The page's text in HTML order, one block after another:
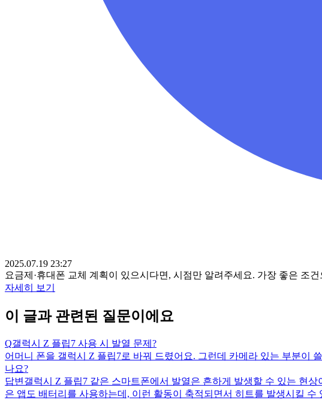
2025.07.19 23:27
요금제·휴대폰 교체 계획이 있으시다면, 시점만 알려주세요. 가장 좋은 조
자세히 보기
이 글과 관련된 질문이에요
Q갤럭시 Z 플립7 사용 시 발열 문제?
어머니 폰을 갤럭시 Z 플립7로 바꿔 드렸어요. 그런데 카메라 있는 부분이
나요?
답변 갤럭시 Z 플립7 같은 스마트폰에서 발열은 흔하게 발생할 수 있는 현
은 앱도 배터리를 사용하는데, 이런 활동이 축적되면서 히트를 발생시킬